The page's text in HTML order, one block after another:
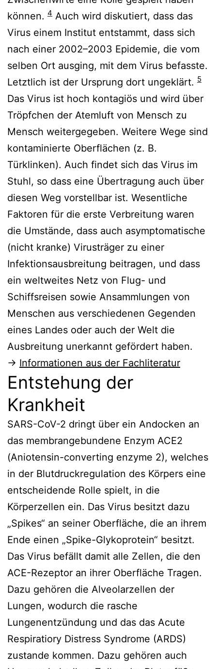
können. 4 Auch wird diskutiert, dass das
Virus einem Institut entstammt, dass sich
nach einer 2002–2003 Epidemie, die vom
selben Ort ausging, mit dem Virus befasste.
Letztlich ist der Ursprung dort ungeklärt. 5
Das Virus ist hoch kontagiös und wird über
Tröpfchen der Atemluft von Mensch zu
Mensch weitergegeben. Weitere Wege sind
kontaminierte Oberflächen (z. B.
Türklinken). Auch findet sich das Virus im
Stuhl, so dass eine Übertragung auch über
diesen Weg vorstellbar ist. Wesentliche
Faktoren für die erste Verbreitung waren
die Umstände, dass auch asymptomatische
(nicht kranke) Virusträger zu einer
Infektionsausbreitung beitragen, und dass
ein weltweites Netz von Flug- und
Schiffsreisen sowie Ansammlungen von
Menschen aus verschiedenen Gegenden
eines Landes oder auch der Welt die
Ausbreitung unerkannt gefördert haben.
→ Informationen aus der Fachliteratur
Entstehung der
Krankheit
SARS-CoV-2 dringt über ein Andocken an
das membrangebundene Enzym ACE2
(Aniotensin-converting enzyme 2), welches
in der Blutdruckregulation des Körpers eine
entscheidende Rolle spielt, in die
Körperzellen ein. Das Virus besitzt dazu
„Spikes“ an seiner Oberfläche, die an ihrem
Ende einen „Spike-Glykoprotein“ besitzt.
Das Virus befällt damit alle Zellen, die den
ACE-Rezeptor an ihrer Oberfläche Tragen.
Dazu gehören die Alveolarzellen der
Lungen, wodurch die rasche
Lungenentzündung und das das Acute
Respiratiory Distress Syndrome (ARDS)
zustande kommen. Dazu gehören auch